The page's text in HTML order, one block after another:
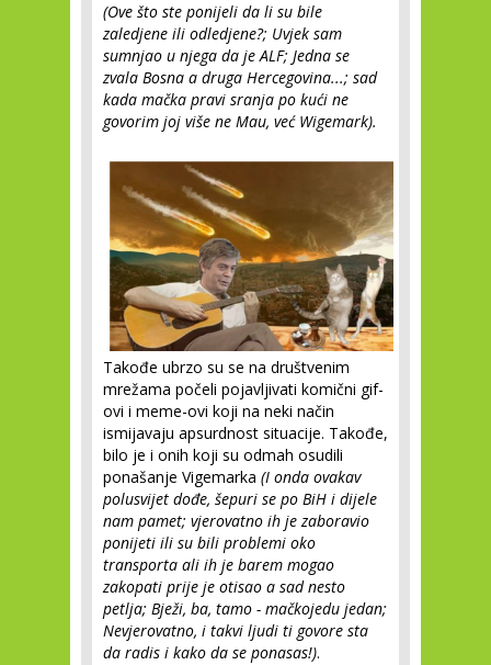
(Ove što ste ponijeli da li su bile
zaledjene ili odledjene?; Uvjek sam
sumnjao u njega da je ALF; Jedna se
zvala Bosna a druga Hercegovina...; sad
kada mačka pravi sranja po kući ne
govorim joj više ne Mau, već Wigemark).
Takođe ubrzo su se na društvenim
mrežama počeli pojavljivati komični gif-
ovi i meme-ovi koji na neki način
ismijavaju apsurdnost situacije. Takođe,
bilo je i onih koji su odmah osudili
ponašanje Vigemarka (I onda ovakav
polusvijet dođe, šepuri se po BiH i dijele
nam pamet; vjerovatno ih je zaboravio
ponijeti ili su bili problemi oko
transporta ali ih je barem mogao
zakopati prije je otisao a sad nesto
petlja; Bježi, ba, tamo - mačkojedu jedan;
Nevjerovatno, i takvi ljudi ti govore sta
da radis i kako da se ponasas!).